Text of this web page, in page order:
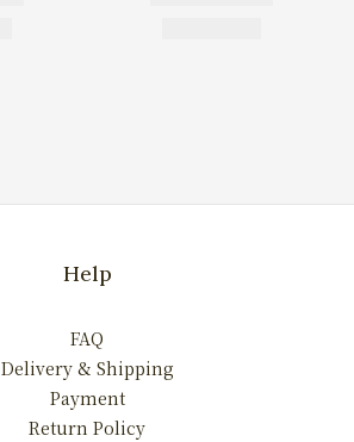
Help
FAQ
Delivery & Shipping
Payment
Return Policy